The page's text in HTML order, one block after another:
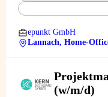
epunkt GmbH
Lannach, Home-
(w/m/d)